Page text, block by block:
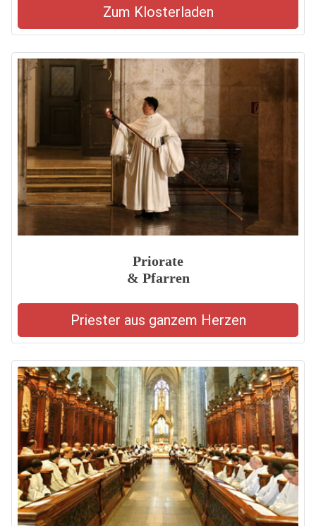
Zum Klosterladen
Priorate
& Pfarren
Priester aus ganzem Herzen